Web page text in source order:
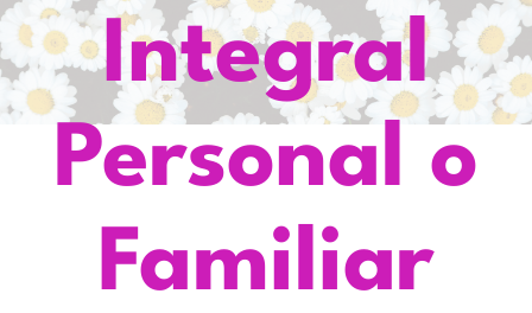
Integral
Personal o
Familiar